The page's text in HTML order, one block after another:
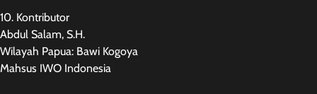
10. Kontributor
Abdul Salam, S.H.
Wilayah Papua: Bawi Kogoya
Mahsus IWO Indonesia